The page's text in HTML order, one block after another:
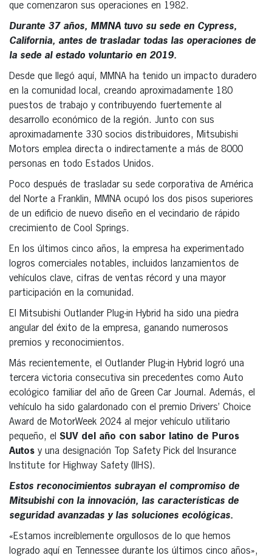
que comenzaron sus operaciones en 1982.
Durante 37 años, MMNA tuvo su sede en Cypress,
California, antes de trasladar todas las operaciones de
la sede al estado voluntario en 2019.
Desde que llegó aquí, MMNA ha tenido un impacto duradero
en la comunidad local, creando aproximadamente 180
puestos de trabajo y contribuyendo fuertemente al
desarrollo económico de la región. Junto con sus
aproximadamente 330 socios distribuidores, Mitsubishi
Motors emplea directa o indirectamente a más de 8000
personas en todo Estados Unidos.
Poco después de trasladar su sede corporativa de América
del Norte a Franklin, MMNA ocupó los dos pisos superiores
de un edificio de nuevo diseño en el vecindario de rápido
crecimiento de Cool Springs.
En los últimos cinco años, la empresa ha experimentado
logros comerciales notables, incluidos lanzamientos de
vehículos clave, cifras de ventas récord y una mayor
participación en la comunidad.
El Mitsubishi Outlander Plug-in Hybrid ha sido una piedra
angular del éxito de la empresa, ganando numerosos
premios y reconocimientos.
Más recientemente, el Outlander Plug-in Hybrid logró una
tercera victoria consecutiva sin precedentes como Auto
ecológico familiar del año de Green Car Journal. Además, el
vehículo ha sido galardonado con el premio Drivers’ Choice
Award de MotorWeek 2024 al mejor vehículo utilitario
pequeño, el SUV del año con sabor latino de Puros
Autos y una designación Top Safety Pick del Insurance
Institute for Highway Safety (IIHS).
Estos reconocimientos subrayan el compromiso de
Mitsubishi con la innovación, las características de
seguridad avanzadas y las soluciones ecológicas.
«Estamos increíblemente orgullosos de lo que hemos
logrado aquí en Tennessee durante los últimos cinco años»,